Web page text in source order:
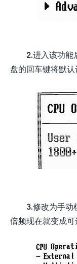
2.进入该功能后
盘的回车键将默认
3.修改为手动模
倍频现在就变成可